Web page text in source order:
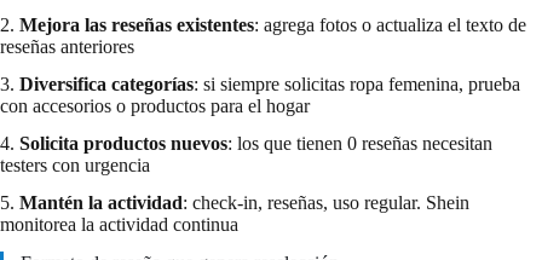
2. Mejora las reseñas existentes: agrega fotos o actualiza el texto de
reseñas anteriores
3. Diversifica categorías: si siempre solicitas ropa femenina, prueba
con accesorios o productos para el hogar
4. Solicita productos nuevos: los que tienen 0 reseñas necesitan
testers con urgencia
5. Mantén la actividad: check-in, reseñas, uso regular. Shein
monitorea la actividad continua